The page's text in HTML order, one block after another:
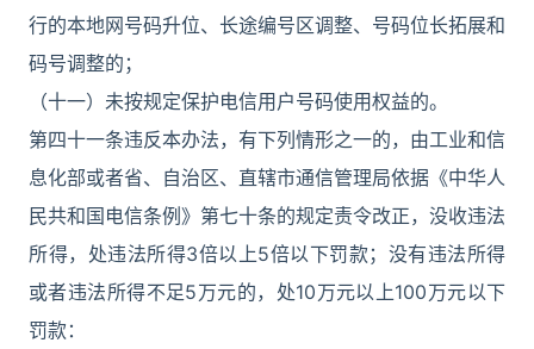
行的本地网号码升位、长途编号区调整、号码位长拓展和
码号调整的；
（十一）未按规定保护电信用户号码使用权益的。
第四十一条违反本办法，有下列情形之一的，由工业和信
息化部或者省、自治区、直辖市通信管理局依据《中华人
民共和国电信条例》第七十条的规定责令改正，没收违法
所得，处违法所得3倍以上5倍以下罚款；没有违法所得
或者违法所得不足5万元的，处10万元以上100万元以下
罚款：